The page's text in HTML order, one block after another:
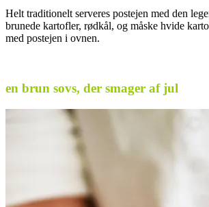
Helt traditionelt serveres postejen med den
brunede kartofler, rødkål, og måske hvide
med postejen i ovnen.
en brun sovs, der smager af jul